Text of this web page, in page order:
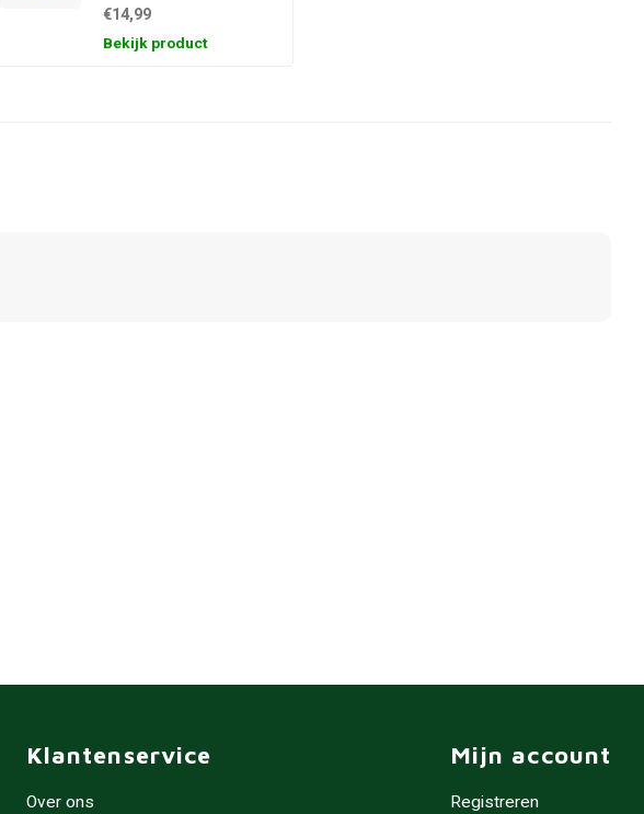
€14,99
Bekijk product
Klantenservice
Over ons
Mijn account
Registreren